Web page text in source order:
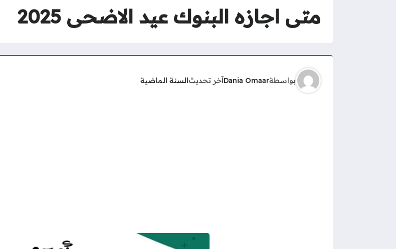
متى اجازه البنوك عيد الاضحى 2025
بواسطةDania Omaarآخر تحديثالسنة الماضية